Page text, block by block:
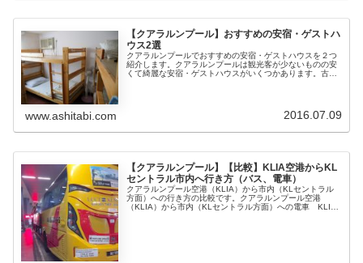
【クアラルンプール】おすすめの安宿・ゲストハ
ウス2選
クアラルンプールでおすすめの安宿・ゲストハウスを２つ
紹介します。クアラルンプールは観光客が少ないものの安
くて綺麗な安宿・ゲストハウスがいくつかあります。古く
www.ashitabi.com 2016.07.09
【クアラルンプール】【比較】KLIA空港からKL
セントラル市内へ行き方（バス、電車）
クアラルンプール空港（KLIA）から市内（KLセントラル
方面）への行き方の比較です。クアラルンプール空港
（KLIA）から市内（KLセントラル方面）への電車 KLIA